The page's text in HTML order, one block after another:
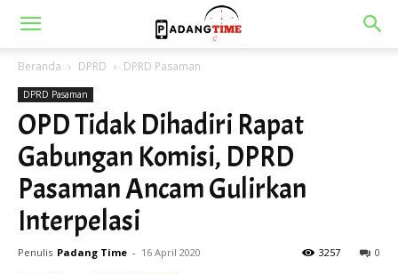
Beranda DPRD DPRD Pasaman
DPRD Pasaman
OPD Tidak Dihadiri Rapat
Gabungan Komisi, DPRD
Pasaman Ancam Gulirkan
Interpelasi
Penulis Padang Time - 16 April 2020 0
3257